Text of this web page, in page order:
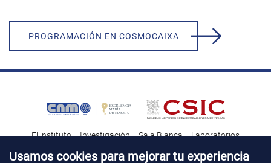
PROGRAMACIÓN EN COSMOCAIXA
El instituto Investigación Sala Blanca
Laboratorios
Transferencia tecnológica
Noticias & Divulgación Destacados
Usamos cookies para mejorar tu experiencia